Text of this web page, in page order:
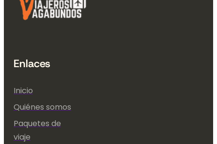
Enlaces
Inicio
Quiénes somos
Paquetes de
viaje